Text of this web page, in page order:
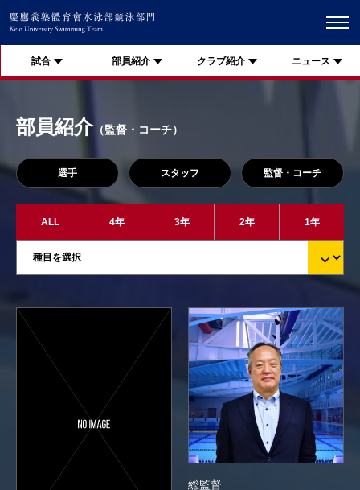
試合 部員紹介 クラブ紹介 ニュース
部員紹介（監督・コーチ）
選手 スタッフ 監督・コーチ
ALL 4年 3年 2年 1年
総監督